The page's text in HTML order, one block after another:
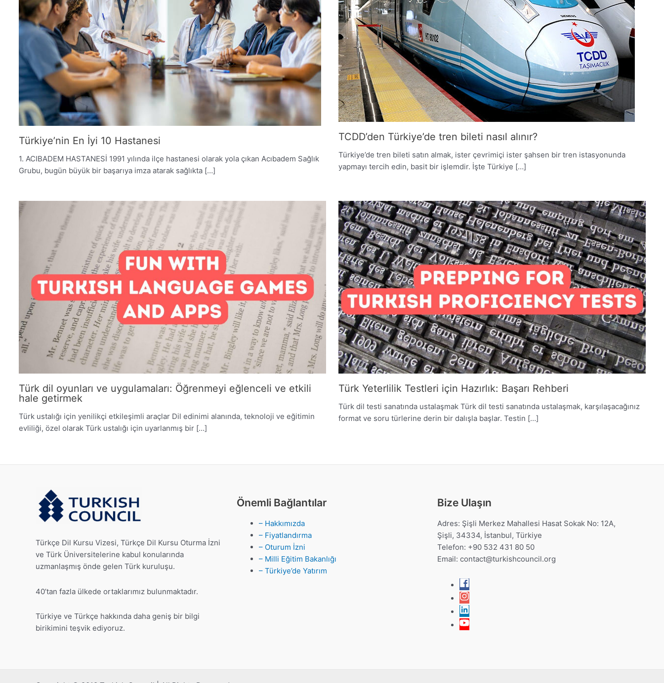
Türkiye’nin En İyi 10 Hastanesi
1. ACIBADEM HASTANESİ 1991 yılında ilçe hastanesi olarak yola çıkan Acıbadem Sağlık
Grubu, bugün büyük bir başarıya imza atarak sağlıkta […]
TCDD’den Türkiye’de tren bileti nasıl alınır?
Türkiye’de tren bileti satın almak, ister çevrimiçi ister şahsen bir tren istasyonunda
yapmayı tercih edin, basit bir işlemdir. İşte Türkiye […]
Türk dil oyunları ve uygulamaları: Öğrenmeyi eğlenceli ve etkili
hale getirmek
Türk ustalığı için yenilikçi etkileşimli araçlar Dil edinimi alanında, teknoloji ve eğitimin
evliliği, özel olarak Türk ustalığı için uyarlanmış bir […]
Türk Yeterlilik Testleri için Hazırlık: Başarı Rehberi
Türk dil testi sanatında ustalaşmak Türk dil testi sanatında ustalaşmak, karşılaşacağınız
format ve soru türlerine derin bir dalışla başlar. Testin […]
Türkçe Dil Kursu Vizesi, Türkçe Dil Kursu Oturma İzni
ve Türk Üniversitelerine kabul konularında
uzmanlaşmış önde gelen Türk kuruluşu.
40’tan fazla ülkede ortaklarımız bulunmaktadır.
Türkiye ve Türkçe hakkında daha geniş bir bilgi
birikimini teşvik ediyoruz.
Önemli Bağlantılar
– Hakkımızda
– Fiyatlandırma
– Oturum İzni
– Milli Eğitim Bakanlığı
– Türkiye’de Yatırım
Bize Ulaşın
Adres: Şişli Merkez Mahallesi Hasat Sokak No: 12A,
Şişli, 34334, İstanbul, Türkiye
Telefon: +90 532 431 80 50
Email:contact@turkishcouncil.org